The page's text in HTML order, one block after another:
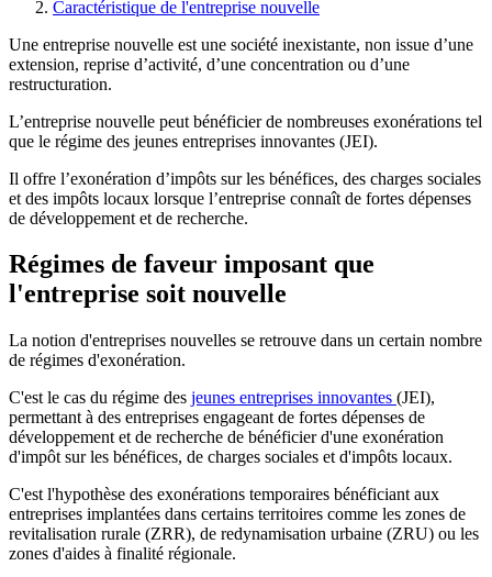
Caractéristique de l'entreprise nouvelle
Une entreprise nouvelle est une société inexistante, non issue d’une
extension, reprise d’activité, d’une concentration ou d’une
restructuration.
L’entreprise nouvelle peut bénéficier de nombreuses exonérations tel
que le régime des jeunes entreprises innovantes (JEI).
Il offre l’exonération d’impôts sur les bénéfices, des charges sociales
et des impôts locaux lorsque l’entreprise connaît de fortes dépenses
de développement et de recherche.
Régimes de faveur imposant que
l'entreprise soit nouvelle
La notion d'entreprises nouvelles se retrouve dans un certain nombre
de régimes d'exonération.
C'est le cas du régime des jeunes entreprises innovantes (JEI),
permettant à des entreprises engageant de fortes dépenses de
développement et de recherche de bénéficier d'une exonération
d'impôt sur les bénéfices, de charges sociales et d'impôts locaux.
C'est l'hypothèse des exonérations temporaires bénéficiant aux
entreprises implantées dans certains territoires comme les zones de
revitalisation rurale (ZRR), de redynamisation urbaine (ZRU) ou les
zones d'aides à finalité régionale.